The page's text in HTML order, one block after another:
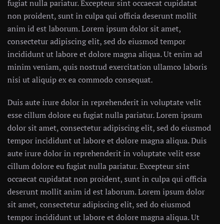
fugiat nulla pariatur. Excepteur sint occaecat cupidatat
non proident, sunt in culpa qui officia deserunt mollit
anim id est laborum. Lorem ipsum dolor sit amet,
consectetur adipiscing elit, sed do eiusmod tempor
incididunt ut labore et dolore magna aliqua. Ut enim ad
minim veniam, quis nostrud exercitation ullamco laboris
nisi ut aliquip ex ea commodo consequat.
Duis aute irure dolor in reprehenderit in voluptate velit
esse cillum dolore eu fugiat nulla pariatur. Lorem ipsum
dolor sit amet, consectetur adipiscing elit, sed do eiusmod
tempor incididunt ut labore et dolore magna aliqua. Duis
aute irure dolor in reprehenderit in voluptate velit esse
cillum dolore eu fugiat nulla pariatur. Excepteur sint
occaecat cupidatat non proident, sunt in culpa qui officia
deserunt mollit anim id est laborum. Lorem ipsum dolor
sit amet, consectetur adipiscing elit, sed do eiusmod
tempor incididunt ut labore et dolore magna aliqua. Ut